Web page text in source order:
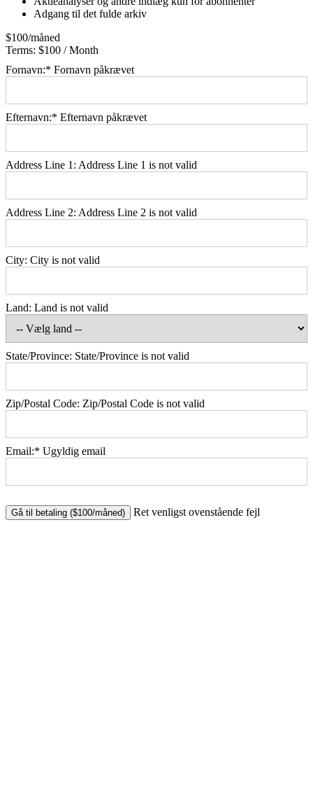
Adgang til det fulde arkiv
$100/måned
Terms: $100 / Month
Fornavn:* Fornavn påkrævet
Efternavn:* Efternavn påkrævet
Address Line 1: Address Line 1 is not valid
Address Line 2: Address Line 2 is not valid
City: City is not valid
Land: Land is not valid
State/Province: State/Province is not valid
Zip/Postal Code: Zip/Postal Code is not valid
Email:* Ugyldig email
No val Ret venligst ovenstående fejl